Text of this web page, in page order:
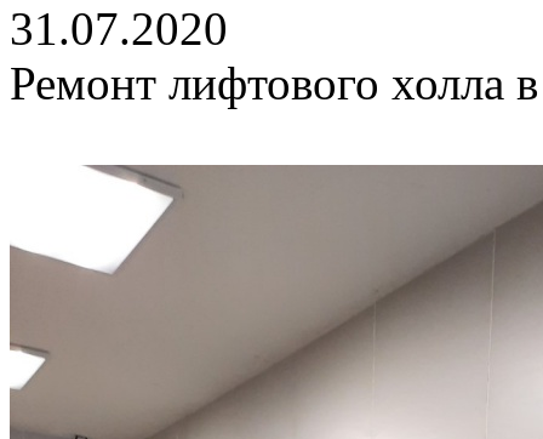
31.07.2020
Ремонт лифтового